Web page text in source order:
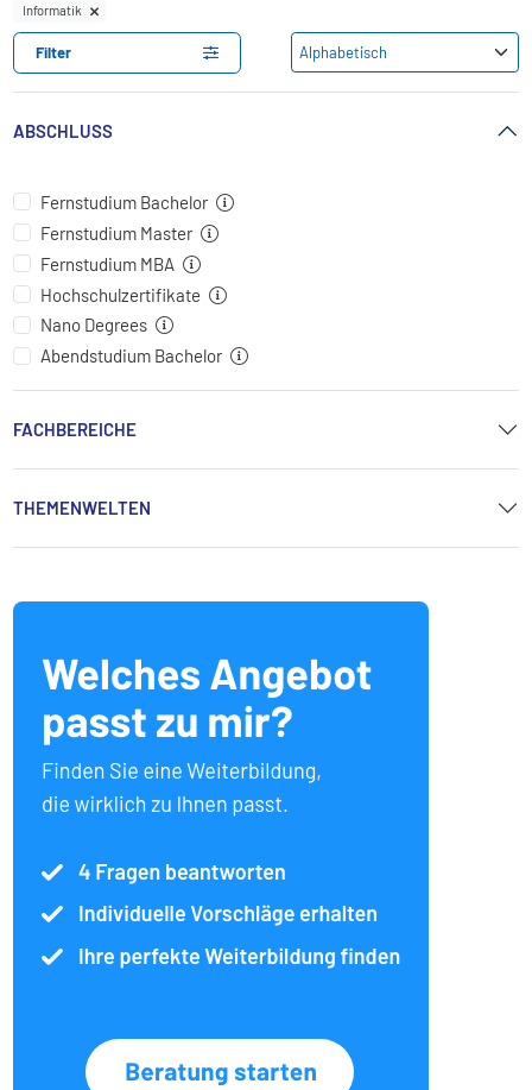
Informatik
Filter
ABSCHLUSS
Fernstudium Bachelor
Fernstudium Master
Fernstudium MBA
Hochschulzertifikate
Nano Degrees
Abendstudium Bachelor
FACHBEREICHE
THEMENWELTEN